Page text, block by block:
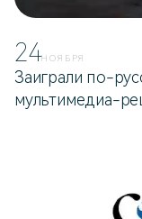
24НОЯБРЯ
Заиграли по-
мультимедиа-